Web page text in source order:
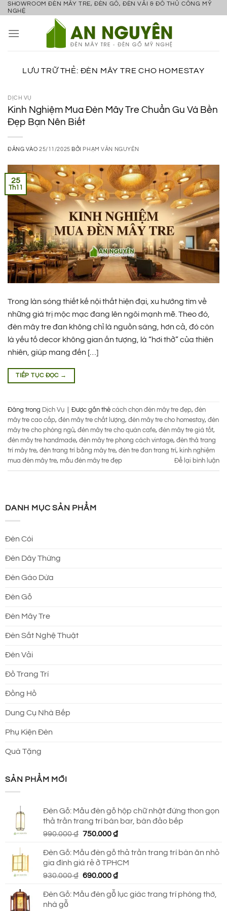
Bỏ
nội
SHOWROOM ĐÈN MÂY TRE, ĐÈN GỖ, ĐÈN VẢI & ĐỒ THỦ CÔNG MỸ
NGHỆ
LƯU TRỮ THẺ: ĐÈN MÂY TRE CHO HOMESTAY
DỊCH VỤ
Kinh Nghiệm Mua Đèn Mây Tre Chuẩn Gu Và Bền
Đẹp Bạn Nên Biết
ĐĂNG VÀO25/11/2025 BỞI PHẠM VĂN NGUYÊN
25
Th11
Trong làn sóng thiết kế nội thất hiện đại, xu hướng tìm về
những giá trị mộc mạc đang lên ngôi mạnh mẽ. Theo đó,
đèn mây tre đan không chỉ là nguồn sáng, hơn cả, đó còn
là yếu tố decor không gian ấn tượng, là “hơi thở” của thiên
nhiên, giúp mang đến […]
TIẾP TỤC ĐỌC →
Đăng trong Dịch Vụ Được gắn thẻ cách chọn đèn mây tre đẹp, đèn
mây tre cao cấp, đèn mây tre chất lượng, đèn mây tre cho homestay, đèn
mây tre cho phòng ngủ, đèn mây tre cho quán cafe, đèn mây tre giá tốt,
đèn mây tre handmade, đèn mây tre phong cách vintage, đèn thả trang
trí mây tre, đèn trang trí bằng mây tre, đèn tre đan trang trí, kinh nghiệm
mua đèn mây tre, mẫu đèn mây tre đẹp Để lại bình luận
DANH MỤC SẢN PHẨM
Đèn Cói
Đèn Dây Thừng
Đèn Gáo Dừa
Đèn Gỗ
Đèn Mây Tre
Đèn Sắt Nghệ Thuật
Đèn Vải
Đồ Trang Trí
Đồng Hồ
Dung Cụ Nhà Bếp
Phụ Kiện Đèn
Quà Tặng
SẢN PHẨM MỚI
Đèn Gỗ: Mẫu đèn gỗ hộp chữ nhật đứng thon gọn
thả trần trang trí bàn bar, bàn đảo bếp
990.000₫ Giá
là:
990.000 ₫.
750.000₫Giá
tại
là:
750.000 ₫.
Đèn Gỗ: Mẫu đèn gỗ thả trần trang trí bàn ăn nhỏ
gia đình giá rẻ ở TPHCM
930.000₫ Giá
là:
690.000₫Giá
tại
Đèn Gỗ: Mẫu đèn gỗ lục giác trang trí phòng thờ,
nhà gỗ